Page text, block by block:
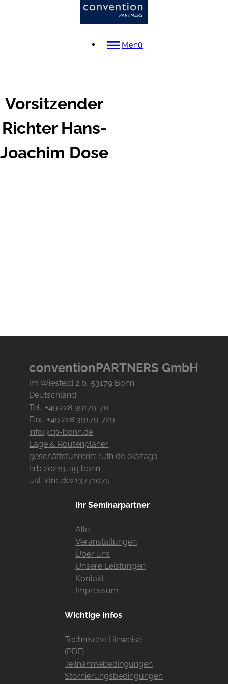
Menü
Vorsitzender
Richter Hans-
Joachim Dose
conventionPARTNERS GmbH
Im Wiesfeld 2 b, 53179 Bonn
Deutschland
Tel.: +49 228 39179-70
Fax.: +49 228 39179-729
info@cp-bonn.de
Lage & Routenplaner
geschäftsführerin: ruth de olózaga
hrb 20219, ag bonn
ust-idnr. de213771075
Ihr Seminarpartner
Alle
Veranstaltungen
Über uns
Unsere Leistungen
Kontakt
Impressum
Wichtige Infos
Technische Hinweise
(PDF)
Teilnahmebedingungen
Stornierungsbedingungen